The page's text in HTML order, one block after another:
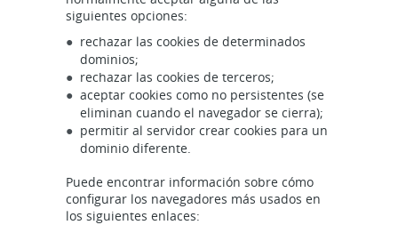
siguientes opciones:
rechazar las cookies de determinados
dominios;
rechazar las cookies de terceros;
aceptar cookies como no persistentes (se
eliminan cuando el navegador se cierra);
permitir al servidor crear cookies para un
dominio diferente.
Puede encontrar información sobre cómo
configurar los navegadores más usados en
los siguientes enlaces: